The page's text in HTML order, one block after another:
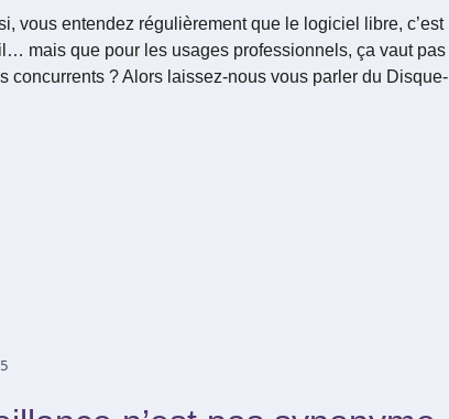
vous entendez régulièrement que le logiciel libre, c’est
mais que pour les usages professionnels, ça vaut pas
concurrents ? Alors laissez-nous vous parler du Disque-